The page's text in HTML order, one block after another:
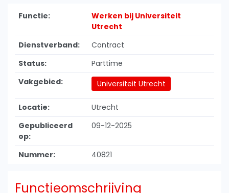
Functie:
Werken bij Universiteit
Utrecht
Dienstverband:
Contract
Status:
Parttime
Vakgebied:
Universiteit Utrecht
Locatie:
Utrecht
Gepubliceerd
op:
09-12-2025
Nummer: 40821
Functieomschrijving